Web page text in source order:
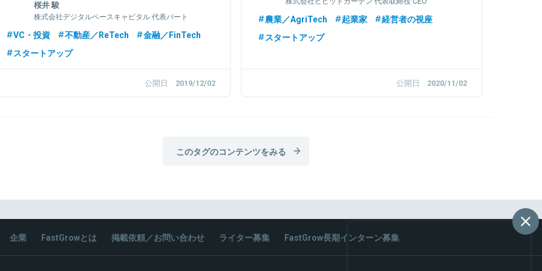
桜井 駿
株式会社デジタルベースキャピタル 代表パート
VC・投資 不動産／ReTech
金融／FinTech
スタートアップ
公開日 2019/12/02
農業／AgriTech 起業家
経営者の視座
スタートアップ
公開日 2020/11/02
このタグのコンテンツをみる
企業 FastGrowとは 掲載依頼／お問い合わせ ライター募集 FastGrow長期インターン募集